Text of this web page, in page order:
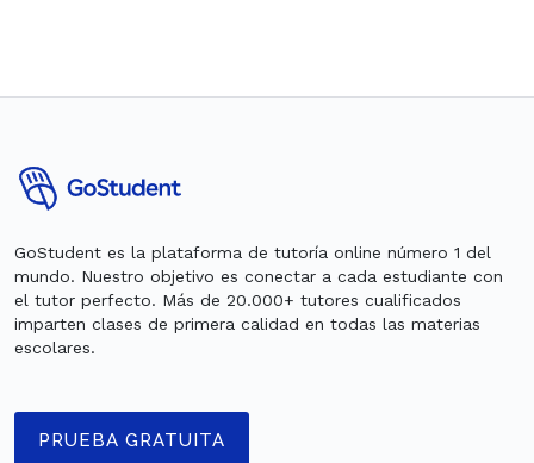
GoStudent es la plataforma de tutoría online número 1 del
mundo. Nuestro objetivo es conectar a cada estudiante con
el tutor perfecto. Más de 20.000+ tutores cualificados
imparten clases de primera calidad en todas las materias
escolares.
PRUEBA GRATUITA